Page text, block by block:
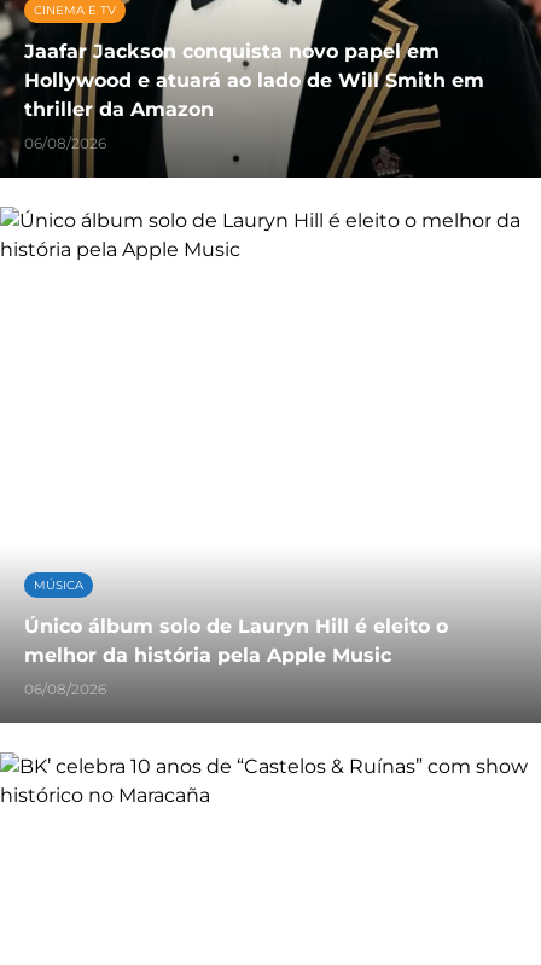
CINEMA E TV
Jaafar Jackson conquista novo papel em
Hollywood e atuará ao lado de Will Smith em
thriller da Amazon
06/08/2026
MÚSICA
Único álbum solo de Lauryn Hill é eleito o
melhor da história pela Apple Music
06/08/2026